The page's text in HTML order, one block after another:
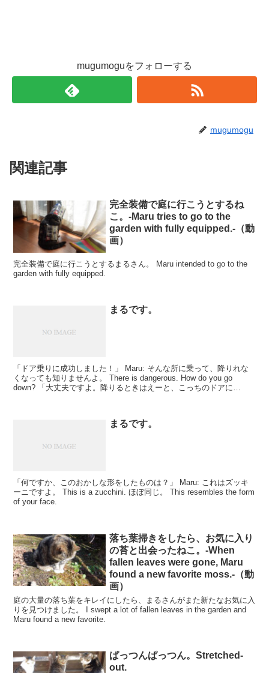
mugumoguをフォローする
mugumogu
関連記事
完全装備で庭に行こうとするね
こ。-Maru tries to go to the
garden with fully equipped.-（動
画）
完全装備で庭に行こうとするまるさん。 Maru intended to go to the
garden with fully equipped.
まるです。
「ドア乗りに成功しました！」 Maru: そんな所に乗って、降りれな
くなっても知りませんよ。 There is dangerous. How do you go
down? 「大丈夫ですよ。降りるときはえーと、こっちのドアに
まるです。
「何ですか、このおかしな形をしたものは？」 Maru: これはズッキ
ーニですよ。 This is a zucchini. ほぼ同じ。 This resembles the form
of your face.
落ち葉掃きをしたら、お気に入り
の苔と出会ったねこ。-When
fallen leaves were gone, Maru
found a new favorite moss.-（動
画）
庭の大量の落ち葉をキレイにしたら、まるさんがまた新たなお気に入
りを見つけました。 I swept a lot of fallen leaves in the garden and
Maru found a new favorite.
ぱっつんぱっつん。Stretched-
out.